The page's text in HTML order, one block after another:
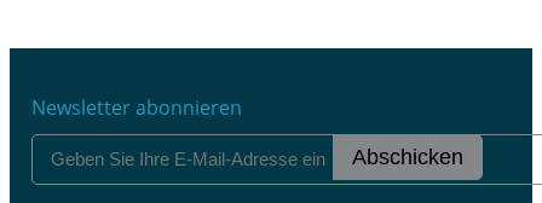
Newsletter abonnieren
Abschicken